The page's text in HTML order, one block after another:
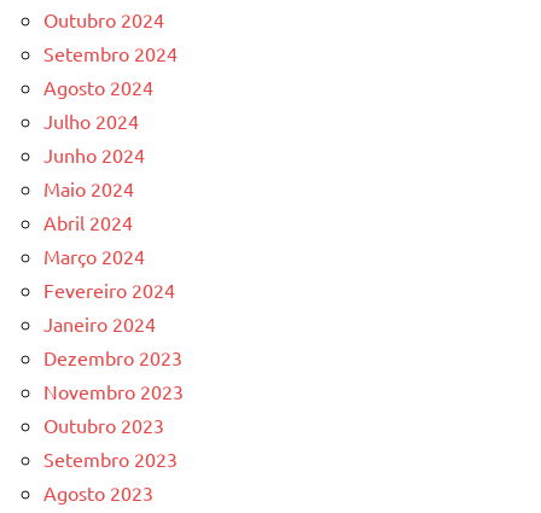
Outubro 2024
Setembro 2024
Agosto 2024
Julho 2024
Junho 2024
Maio 2024
Abril 2024
Março 2024
Fevereiro 2024
Janeiro 2024
Dezembro 2023
Novembro 2023
Outubro 2023
Setembro 2023
Agosto 2023